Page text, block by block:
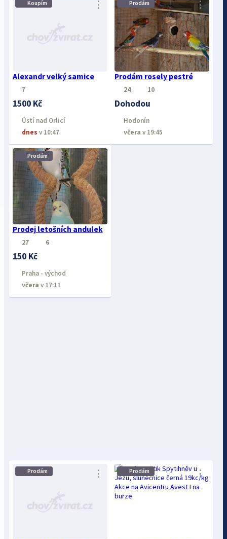
Koupím
Alexandr velký samice
⋮
7
1500 Kč
Ústí nad Orlicí
dnes v 10:47
Prodám
Prodám rosely pestré
⋮
24 10
Dohodou
Hodonín
včera v 19:45
Prodám
Prodej letošních andulek
⋮
27 6
150 Kč
Praha - východ
včera v 17:11
Prodám ⋮ Prodám ⋮